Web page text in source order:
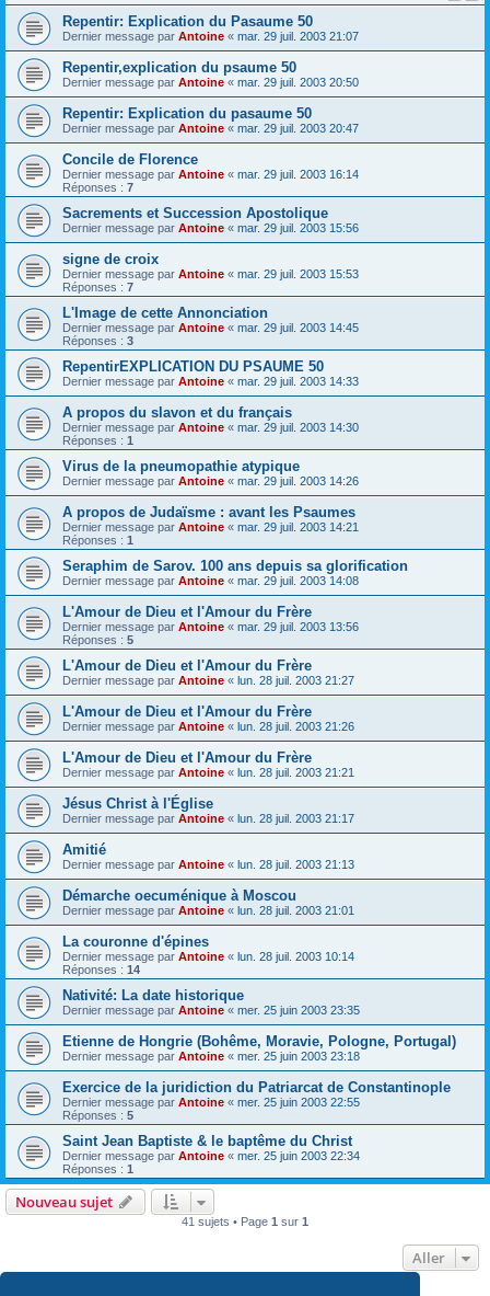
Repentir: Explication du Pasaume 50
Dernier message par Antoine « mar. 29 juil. 2003 21:07
Repentir,explication du psaume 50
Dernier message par Antoine « mar. 29 juil. 2003 20:50
Repentir: Explication du pasaume 50
Dernier message par Antoine « mar. 29 juil. 2003 20:47
Concile de Florence
Dernier message par Antoine « mar. 29 juil. 2003 16:14
Réponses : 7
Sacrements et Succession Apostolique
Dernier message par Antoine « mar. 29 juil. 2003 15:56
signe de croix
Dernier message par Antoine « mar. 29 juil. 2003 15:53
Réponses : 7
L'Image de cette Annonciation
Dernier message par Antoine « mar. 29 juil. 2003 14:45
Réponses : 3
RepentirEXPLICATION DU PSAUME 50
Dernier message par Antoine « mar. 29 juil. 2003 14:33
A propos du slavon et du français
Dernier message par Antoine « mar. 29 juil. 2003 14:30
Réponses : 1
Virus de la pneumopathie atypique
Dernier message par Antoine « mar. 29 juil. 2003 14:26
A propos de Judaïsme : avant les Psaumes
Dernier message par Antoine « mar. 29 juil. 2003 14:21
Réponses : 1
Seraphim de Sarov. 100 ans depuis sa glorification
Dernier message par Antoine « mar. 29 juil. 2003 14:08
L'Amour de Dieu et l'Amour du Frère
Dernier message par Antoine « mar. 29 juil. 2003 13:56
Réponses : 5
L'Amour de Dieu et l'Amour du Frère
Dernier message par Antoine « lun. 28 juil. 2003 21:27
L'Amour de Dieu et l'Amour du Frère
Dernier message par Antoine « lun. 28 juil. 2003 21:26
L'Amour de Dieu et l'Amour du Frère
Dernier message par Antoine « lun. 28 juil. 2003 21:21
Jésus Christ à l'Église
Dernier message par Antoine « lun. 28 juil. 2003 21:17
Amitié
Dernier message par Antoine « lun. 28 juil. 2003 21:13
Démarche oecuménique à Moscou
Dernier message par Antoine « lun. 28 juil. 2003 21:01
La couronne d'épines
Dernier message par Antoine « lun. 28 juil. 2003 10:14
Réponses : 14
Nativité: La date historique
Dernier message par Antoine « mer. 25 juin 2003 23:35
Etienne de Hongrie (Bohême, Moravie, Pologne, Portugal)
Dernier message par Antoine « mer. 25 juin 2003 23:18
Exercice de la juridiction du Patriarcat de Constantinople
Dernier message par Antoine « mer. 25 juin 2003 22:55
Réponses : 5
Saint Jean Baptiste & le baptême du Christ
Dernier message par Antoine « mer. 25 juin 2003 22:34
Réponses : 1
Nouveau sujet
41 sujets • Page 1 sur 1
Aller